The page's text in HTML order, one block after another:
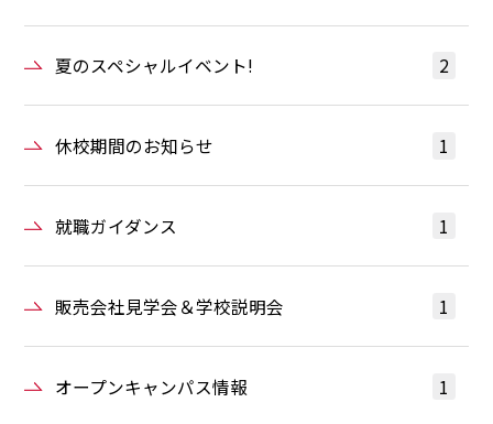
夏のスペシャルイベント! 2
休校期間のお知らせ 1
就職ガイダンス 1
販売会社見学会＆学校説明会 1
オープンキャンパス情報 1